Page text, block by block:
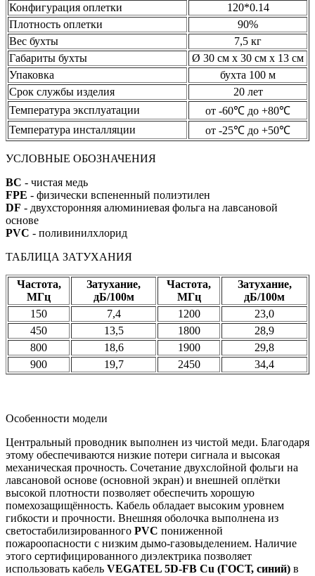
Конфигурация оплетки
120*0.14
Плотность оплетки
90%
Вес бухты
7,5 кг
Габариты бухты
Ø 30 см х 30 см х 13 см
Упаковка
бухта 100 м
Срок службы изделия
20 лет
Температура эксплуатации
от -60℃ до +80℃
Температура инсталляции
от -25℃ до +50℃
УСЛОВНЫЕ ОБОЗНАЧЕНИЯ
BC - чистая медь
FPE - физически вспененный полиэтилен
DF - двухсторонняя алюминиевая фольга на лавсановой
основе
PVC - поливинилхлорид
ТАБЛИЦА ЗАТУХАНИЯ
Частота,
МГц
Затухание,
дБ/100м
Частота,
МГц
Затухание,
дБ/100м
150
7,4 1200
23,0
450
13,5 1800
28,9
800
18,6 1900
29,8
900
19,7 2450 34,4
Особенности модели
Центральный проводник выполнен из чистой меди. Благодаря
этому обеспечиваются низкие потери сигнала и высокая
механическая прочность. Сочетание двухслойной фольги на
лавсановой основе (основной экран) и внешней оплётки
высокой плотности позволяет обеспечить хорошую
помехозащищённость. Кабель обладает высоким уровнем
гибкости и прочности. Внешняя оболочка выполнена из
светостабилизированного PVC пониженной
пожароопасности с низким дымо-газовыделением. Наличие
этого сертифицированного диэлектрика позволяет
использовать кабель VEGATEL 5D-FB Cu (ГОСТ, синий) в